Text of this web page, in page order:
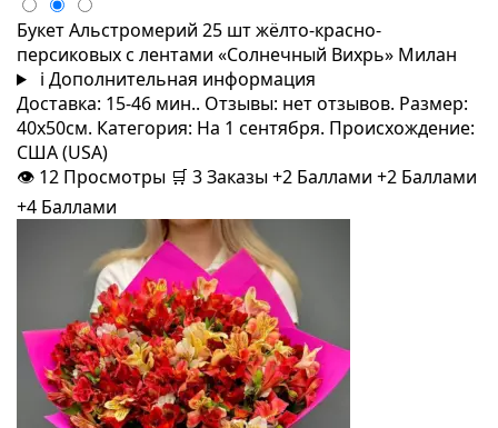
Букет Альстромерий 25 шт жёлто-красно-
персиковых с лентами «Солнечный Вихрь» Милан
i Дополнительная информация
Доставка: 15-46 мин.. Отзывы: нет отзывов. Размер:
40x50см. Категория: На 1 сентября. Происхождение:
США (USA)
👁 12 Просмотры 🛒 3Заказы+2 Баллами +2 Баллами
+4 Баллами